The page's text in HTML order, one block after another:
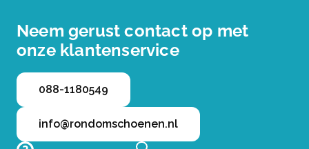
Neem gerust contact op met
onze klantenservice
088-1180549
info@rondomschoenen.nl